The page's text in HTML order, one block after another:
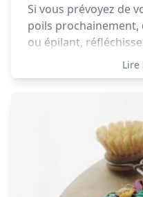
Si vous prévoyez de
poils prochainement,
ou épilant,
l’impact engendré
comptez utiliser.
Lire